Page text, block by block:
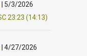
5/3/2026
23:23 (14:13)
4/27/2026